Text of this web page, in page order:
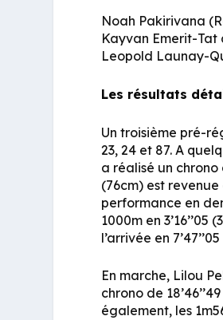
Noah Pakirivana
Kayvan Emerit-Tat
Leopold Launay-
Les résultats
Un troisième pré-
23, 24 et 87. A
a réalisé un chrono
(76cm) est revenue
performance en
1000m en
l’arrivée en
En marche, Lilou
chrono de
également, les